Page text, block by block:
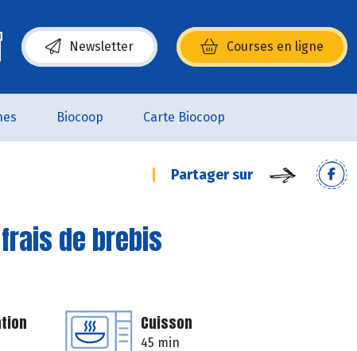
Newsletter Courses en ligne
(s’ouvre dans une nouvelle fenêtre)
Biocoop Carte Biocoop
Partager sur
de brebis
Cuisson
45 min